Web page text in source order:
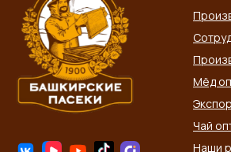
Мёд
Чай
Наши